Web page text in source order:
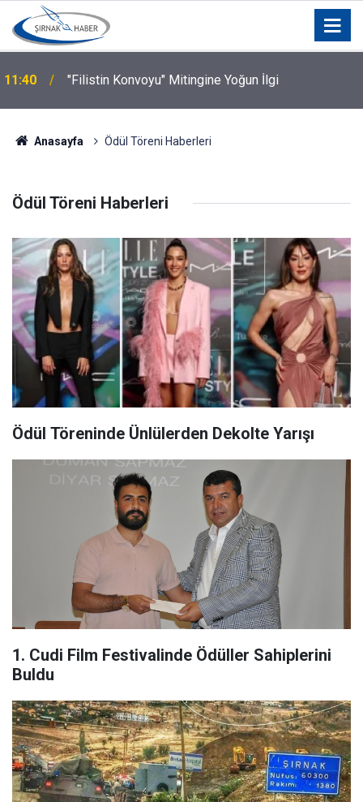
11:40 "Filistin Konvoyu" Mitingine Yoğun İlgi
Anasayfa Ödül Töreni Haberleri
Ödül Töreni Haberleri
Ödül Töreninde Ünlülerden Dekolte Yarışı
1. Cudi Film Festivalinde Ödüller Sahiplerini
Buldu